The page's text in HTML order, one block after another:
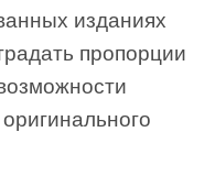
изданиях
пропорции